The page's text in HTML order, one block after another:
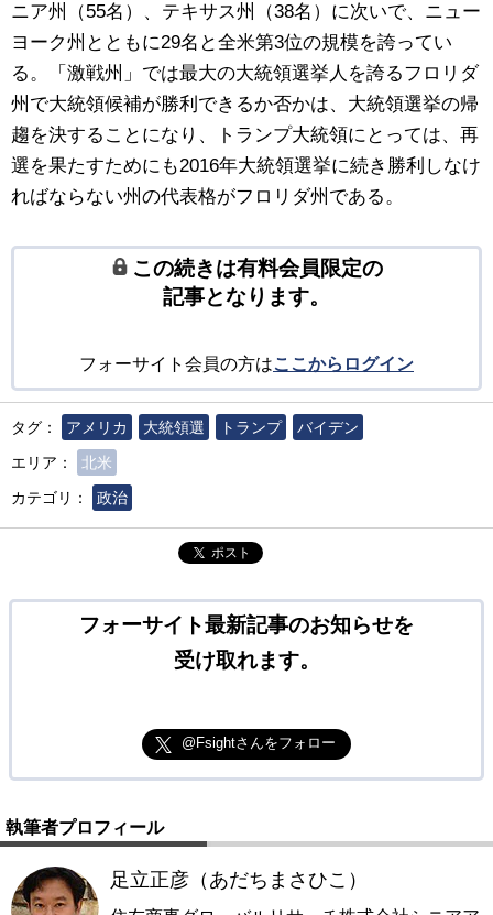
ニア州（55名）、テキサス州（38名）に次いで、ニュー
ヨーク州とともに29名と全米第3位の規模を誇ってい
る。「激戦州」では最大の大統領選挙人を誇るフロリダ
州で大統領候補が勝利できるか否かは、大統領選挙の帰
趨を決することになり、トランプ大統領にとっては、再
選を果たすためにも2016年大統領選挙に続き勝利しなけ
ればならない州の代表格がフロリダ州である。
この続きは有料会員限定の
記事となります。
フォーサイト会員の方はここからログイン
タグ： アメリカ 大統領選 トランプ
バイデン
エリア：
北米
カテゴリ：
政治
ポスト
フォーサイト最新記事のお知らせを
受け取れます。
@Fsightさんをフォロー
執筆者プロフィール
足立正彦（あだちまさひこ）